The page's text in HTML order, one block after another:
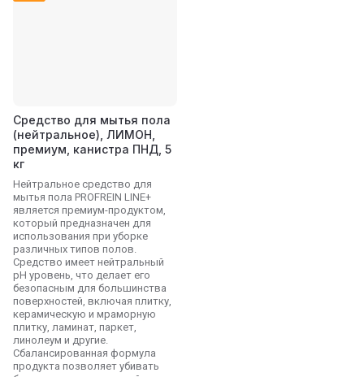
Средство для мытья пола
(нейтральное), ЛИМОН,
премиум, канистра ПНД, 5
кг
Нейтральное средство для
мытья пола PROFREIN LINE+
является премиум-продуктом,
который предназначен для
использования при уборке
различных типов полов.
Средство имеет нейтральный
pH уровень, что делает его
безопасным для большинства
поверхностей, включая плитку,
керамическую и мраморную
плитку, ламинат, паркет,
линолеум и другие.
Сбалансированная формула
продукта позволяет убивать